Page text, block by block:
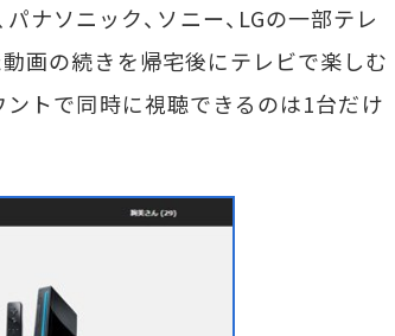
ナソニック、ソニー、LGの一部テレ
画の続きを帰宅後にテレビで楽しむ
ントで同時に視聴できるのは1台だけ